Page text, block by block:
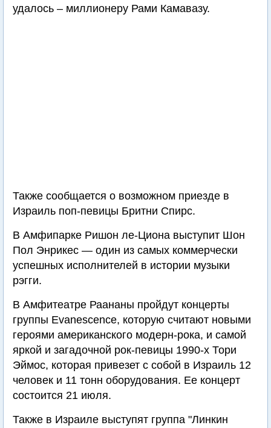
удалось – миллионеру Рами Камавазу.
Также сообщается о возможном приезде в
Израиль поп-певицы Бритни Спирс.
В Амфипарке Ришон ле-Циона выступит Шон
Пол Энрикес — один из самых коммерчески
успешных исполнителей в истории музыки
рэгги.
В Амфитеатре Раананы пройдут концерты
группы Evanescence, которую считают новыми
героями американского модерн-рока, и самой
яркой и загадочной рок-певицы 1990-х Тори
Эймос, которая привезет с собой в Израиль 12
человек и 11 тонн оборудования. Ее концерт
состоится 21 июля.
Также в Израиле выступят группа "Линкин